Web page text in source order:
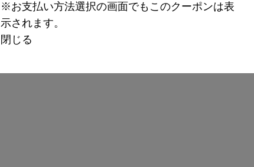
※お支払い方法選択の画面でもこのクーポンは表
示されます。
閉じる